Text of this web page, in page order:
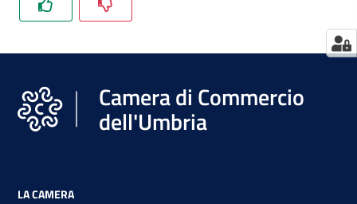
Camera di Commercio
dell'Umbria
LA CAMERA